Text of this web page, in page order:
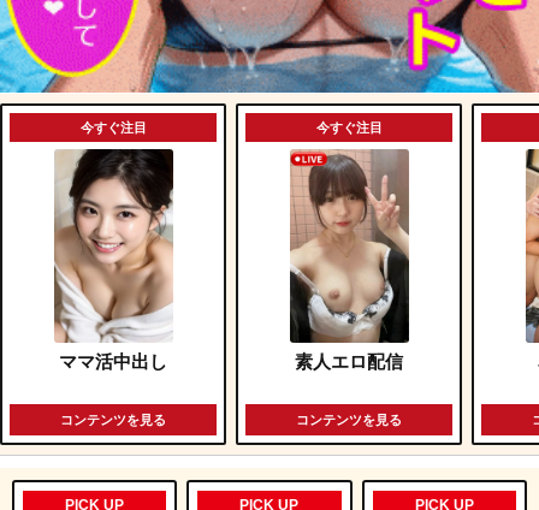
今すぐ注目
ママ活中出し
コンテンツを見る
今すぐ注目
素人エロ配信
コンテンツを見る
PICK UP PICK UP PICK UP